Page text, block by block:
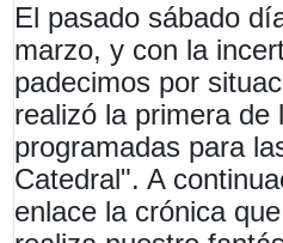
El pasado sábado
marzo, y con la
padecimos por
realizó la primera de
programadas para
Catedral". A
enlace la crónica